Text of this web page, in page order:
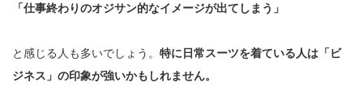
「仕事終わりのオジサン的なイメージが出てしまう」
と感じる人も多いでしょう。 特に日常スーツを着ている人は「ビ
ジネス」の印象が強いかもしれません。